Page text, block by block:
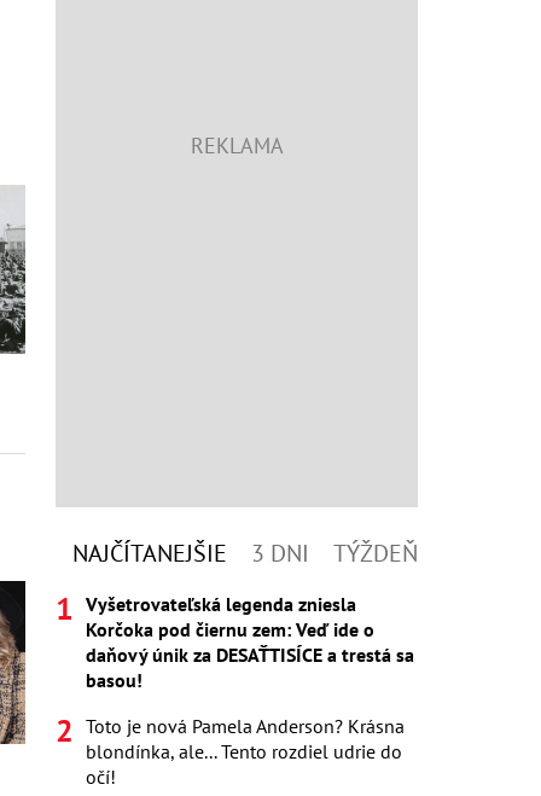
NAJČÍTANEJŠIE 3 DNI TÝŽDEŇ
Vyšetrovateľská legenda zniesla
Korčoka pod čiernu zem: Veď ide o
daňový únik za DESAŤTISÍCE a trestá sa
basou!
Toto je nová Pamela Anderson? Krásna
blondínka, ale... Tento rozdiel udrie do
očí!